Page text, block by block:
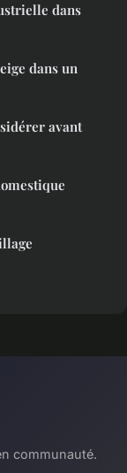
dans
dans un
avant
communauté.